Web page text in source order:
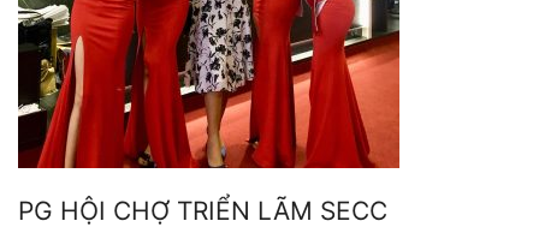
PG HỘI CHỢ TRIỂN LÃM SECC